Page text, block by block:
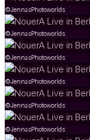
©JennasPhotoworlds
©JennasPhotoworlds
©JennasPhotoworlds
©JennasPhotoworlds
©JennasPhotoworlds
©JennasPhotoworlds